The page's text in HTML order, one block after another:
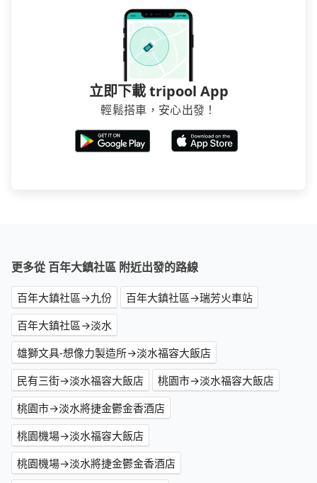
立即下載 tripool App
輕鬆搭車，安心出發！
更多從 百年大鎮社區 附近出發的路線
百年大鎮社區→九份
百年大鎮社區→瑞芳火車站
百年大鎮社區→淡水
雄獅文具-想像力製造所→淡水福容大飯店
民有三街→淡水福容大飯店
桃園市→淡水福容大飯店
桃園市→淡水將捷金鬱金香酒店
桃園機場→淡水福容大飯店
桃園機場→淡水將捷金鬱金香酒店